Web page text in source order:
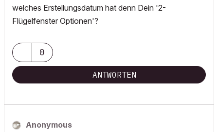
welches Erstellungsdatum hat denn Dein '2-
Flügelfenster Optionen'?
0
ANTWORTEN
Anonymous